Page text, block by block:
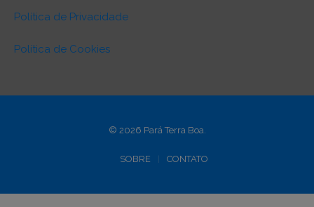
Política de Privacidade
Política de Cookies
© 2026 Pará Terra Boa.
SOBRE CONTATO